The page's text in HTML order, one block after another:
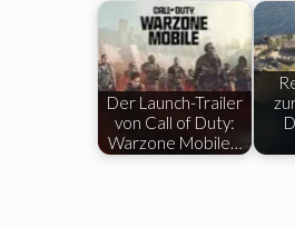
Der Launch-Trailer
von Call of Duty:
Warzone Mobile…